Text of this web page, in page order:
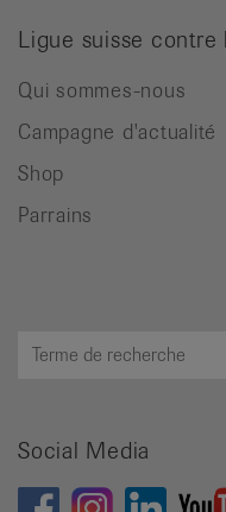
Ligue suisse contre
Qui sommes-nous
Campagne d'actualité
Shop
Parrains
Terme
Social Media